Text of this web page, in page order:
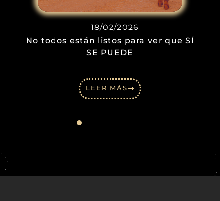
18/02/2026
No todos están listos para ver que SÍ
SE PUEDE
LEER MÁS